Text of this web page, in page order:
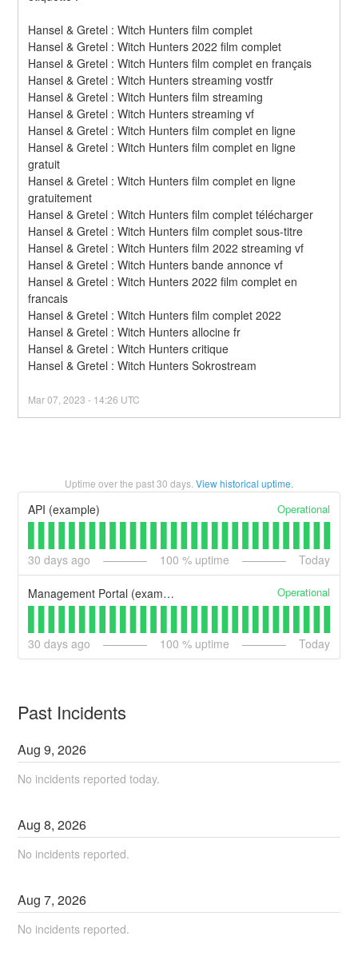
Hansel & Gretel : Witch Hunters film complet
Hansel & Gretel : Witch Hunters 2022 film complet
Hansel & Gretel : Witch Hunters film complet en français
Hansel & Gretel : Witch Hunters streaming vostfr
Hansel & Gretel : Witch Hunters film streaming
Hansel & Gretel : Witch Hunters streaming vf
Hansel & Gretel : Witch Hunters film complet en ligne
Hansel & Gretel : Witch Hunters film complet en ligne
gratuit
Hansel & Gretel : Witch Hunters film complet en ligne
gratuitement
Hansel & Gretel : Witch Hunters film complet télécharger
Hansel & Gretel : Witch Hunters film complet sous-titre
Hansel & Gretel : Witch Hunters film 2022 streaming vf
Hansel & Gretel : Witch Hunters bande annonce vf
Hansel & Gretel : Witch Hunters 2022 film complet en
francais
Hansel & Gretel : Witch Hunters film complet 2022
Hansel & Gretel : Witch Hunters allocine fr
Hansel & Gretel : Witch Hunters critique
Hansel & Gretel : Witch Hunters Sokrostream
Mar07 ,2023 - 14:26 UTC
Uptime over the past30 days. View historical uptime.
API (example) Operational
30 days ago 100 % uptime Today
Management Portal (example) Operational
30 days ago 100 % uptime Today
Past Incidents
Aug9,2026
No incidents reported today.
Aug8,2026
No incidents reported.
Aug7,2026
No incidents reported.